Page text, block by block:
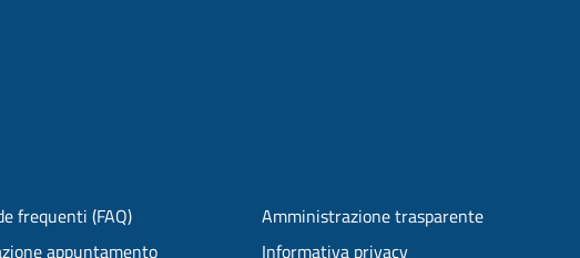
frequenti (FAQ)
appuntamento
Amministrazione trasparente
Informativa privacy